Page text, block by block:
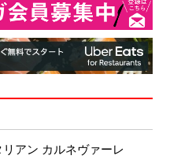
アン カルネヴァーレ